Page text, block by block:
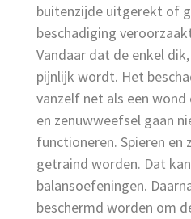
buitenzijde uitgerekt of
beschadiging
Vandaar dat de enkel
pijnlijk wordt. Het
vanzelf net als een wond
en zenuwweefsel gaan
functioneren. Spieren
getraind worden. Dat
balansoefeningen.
beschermd worden om